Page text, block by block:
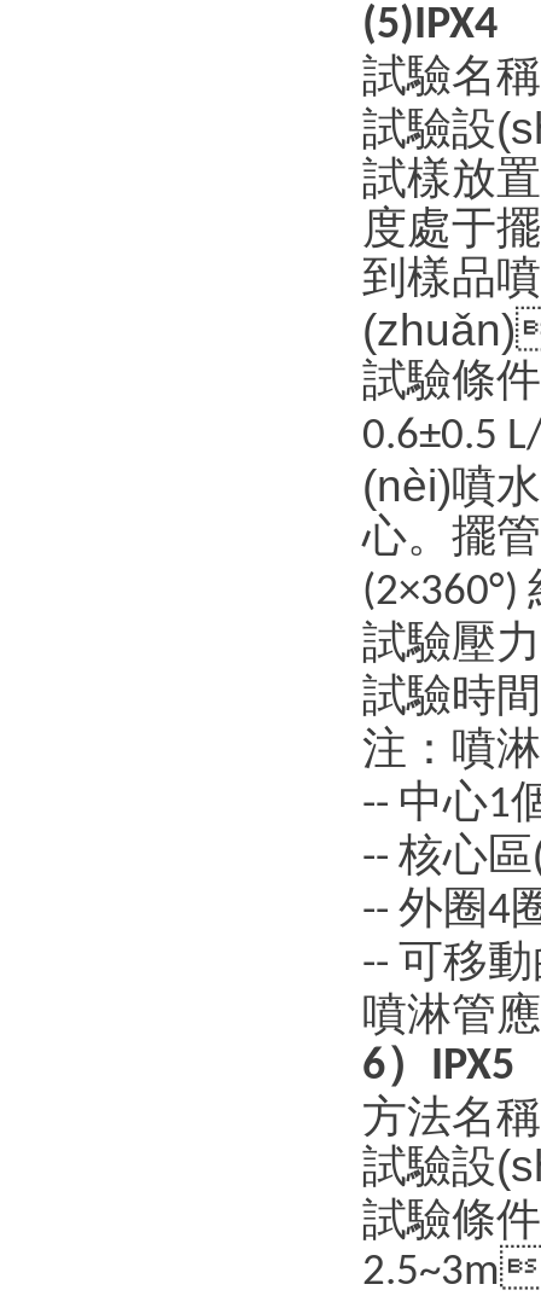
(5)IPX4
試驗名稱
試驗設
試樣放置
度處于擺
到樣品
試驗條
0.6±0.5
(nèi)噴
心。
(2×360°)
試驗壓
試驗時
注：噴
-- 中心1
-- 核心
-- 外圈4
-- 可移動
噴淋管應
6） IPX5
方法名
試驗設
試驗條
2.5~3m